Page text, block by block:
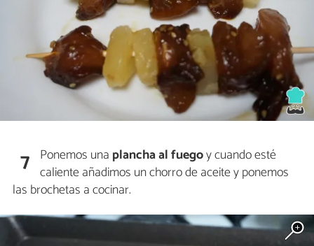
7 Ponemos una plancha al fuegoy cuando esté
caliente añadimos un chorro de aceite y ponemos
las brochetas a cocinar.